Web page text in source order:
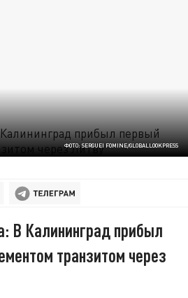
ФОТО: SERGUEI FOMINE/GLOBALLOOKPRESS
В Калининград прибыл
транзитом через